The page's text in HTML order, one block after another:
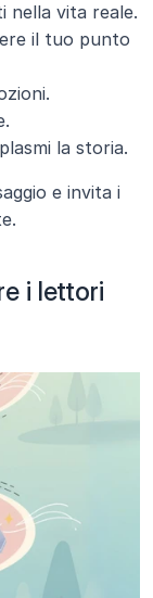
nella vita reale.
il tuo punto
la storia.
e invita i
i lettori